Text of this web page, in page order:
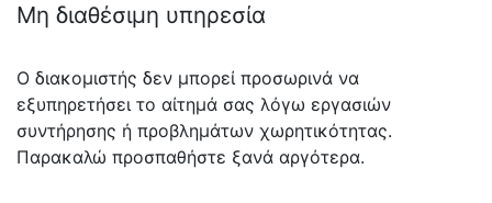
Μη διαθέσιμη υπηρεσία
Ο διακομιστής δεν μπορεί προσωρινά να
εξυπηρετήσει το αίτημά σας λόγω εργασιών
συντήρησης ή προβλημάτων χωρητικότητας.
Παρακαλώ προσπαθήστε ξανά αργότερα.